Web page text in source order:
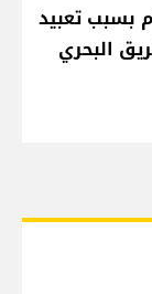
بسبب تعبيد
البحري